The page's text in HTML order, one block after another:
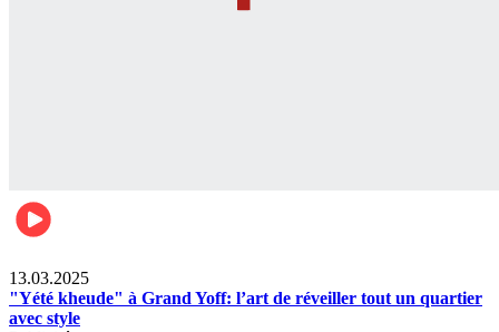
13.03.2025
"Yété kheude" à Grand Yoff: l’art de réveiller tout un quartier
avec style